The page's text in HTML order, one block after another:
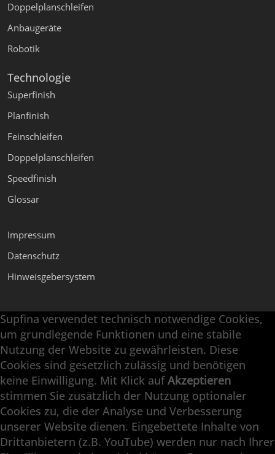
Doppelplanschleifen
Anbaugeräte
Robotik
Technologie
Superfinish
Planfinish
Feinschleifen
Doppelplanschleifen
Speedfinish
Glossar
Impressum
Datenschutz
Hinweisgebersystem
Supfina Anbaugeräte
Supfina Partner Portal
Supfina Grieshaber GmbH & Co. KG
Schmelzegrün 7
77709 Wolfach / Deutschland
+49 7834 866-0
info@supfina.com
Supfina verwendet technisch notwendige Cookies,
um grundlegende Funktionen und eine stabile
Nutzung der Website zu gewährleisten. Diese
Cookies sind gesetzlich zulässig und benötigen
keine Einwilligung. Mit Klick aufAkzeptieren
stimmen Sie zusätzlich der Nutzung optionaler
Cookies zu, die der Analyse und Verbesserung
unserer Website dienen. Eingebettete Inhalte von
Drittanbietern (z.B. YouTube) werden nur nach Ihrer